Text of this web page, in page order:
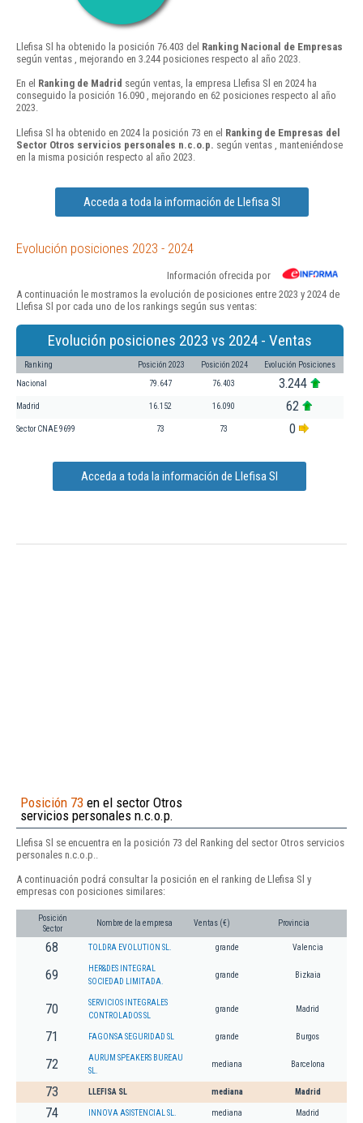
Llefisa Sl ha obtenido la posición 76.403 del Ranking Nacional de Empresas
según ventas , mejorando en 3.244 posiciones respecto al año 2023.
En el Ranking de Madrid según ventas, la empresa Llefisa Sl en 2024 ha
conseguido la posición 16.090 , mejorando en 62 posiciones respecto al año
2023.
Llefisa Sl ha obtenido en 2024 la posición 73 en el Ranking de Empresas del
Sector Otros servicios personales n.c.o.p. según ventas , manteniéndose
en la misma posición respecto al año 2023.
Acceda a toda la información de Llefisa Sl
Evolución posiciones 2023 - 2024
Información ofrecida por
A continuación le mostramos la evolución de posiciones entre 2023 y 2024 de
Llefisa Sl por cada uno de los rankings según sus ventas:
Evolución posiciones 2023 vs 2024 - Ventas
Ranking Posición 2023 Posición 2024 Evolución Posiciones
Nacional 79.647 76.403 3.244
Madrid 16.152 16.090 62
Sector CNAE 9699 73 73 0
Acceda a toda la información de Llefisa Sl
Posición 73 en el sector Otros
servicios personales n.c.o.p.
Llefisa Sl se encuentra en la posición 73 del Ranking del sector Otros servicios
personales n.c.o.p..
A continuación podrá consultar la posición en el ranking de Llefisa Sl y
empresas con posiciones similares:
Posición
Sector
Nombre de la empresa Ventas (€) Provincia
68 TOLDRA EVOLUTION SL. grande Valencia
69
HER&DES INTEGRAL
SOCIEDAD LIMITADA.
grande Bizkaia
70
SERVICIOS INTEGRALES
CONTROLADOS SL
grande Madrid
71 FAGONSA SEGURIDAD SL grande Burgos
72
AURUM SPEAKERS BUREAU
SL.
mediana Barcelona
73 LLEFISA SL mediana Madrid
74 INNOVA ASISTENCIAL SL. mediana Madrid